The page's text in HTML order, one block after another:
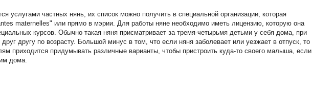
услугами частных нянь, их список можно получить в специальной организации, которая
maternelles" или прямо в мэрии. Для работы няне необходимо иметь лицензию, которую она
курсов. Обычно такая няня присматривает за тремя-четырьмя детьми у себя дома, при
другу по возрасту. Большой минус в том, что если няня заболевает или уезжает в отпуск, то
приходится придумывать различные варианты, чтобы пристроить куда-то своего малыша, если
дома.